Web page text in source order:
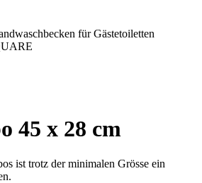
45 x 28 cm
ist trotz der minimalen Grösse ein